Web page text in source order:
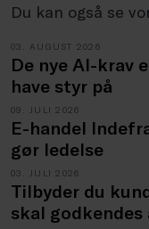
Du kan også se
03. AUGUST 2026
De nye AI-krav
have styr på
09. JULI 2026
E-handel
gør ledelse
03. JULI 2026
Tilbyder du
skal